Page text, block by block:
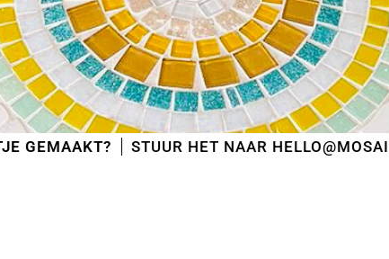
STUUR HET NAAR HELLO@MOSAICSHOP.EU